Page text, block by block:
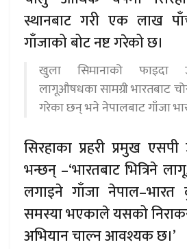
स्थानबाट गरी एक लाख
गाँजाको बोट नष्ट गरेको छ।
खुला सिमानाको फाइदा
लागूऔषधका सामग्री भारतबाट
गरेका छन् भने नेपालबाट गाँजा
सिरहाका प्रहरी प्रमुख
भन्छन् –‘भारतबाट भित्रिने
लगाइने गाँजा
समस्या भएकाले यसको
अभियान चाल्न आवश्यक छ।’